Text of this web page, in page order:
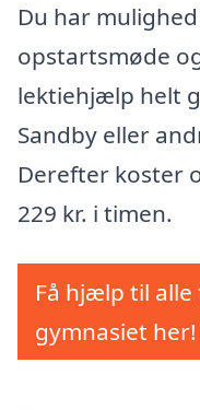
Du har
opstartsmøde
lektiehjælp helt
Sandby eller
Derefter koster
229 kr. i timen.
Få hjælp til alle
gymnasiet her!